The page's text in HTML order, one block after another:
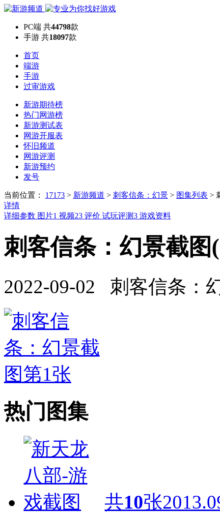
PC端 共44798款
手游 共18097款
首页
端游
手游
过审游戏
新游期待榜
热门网游榜
新游测试表
网游开服表
怀旧频道
网游评测
新游预约
发号
当前位置： 17173 > 新游频道 > 刺客信条：幻景 > 图集列表 >
详情
详细参数 图片1 视频23 评价 试玩评测3 游戏资料
刺客信条：幻景截图
2022-09-02 刺客信条：
热门图集
共10张